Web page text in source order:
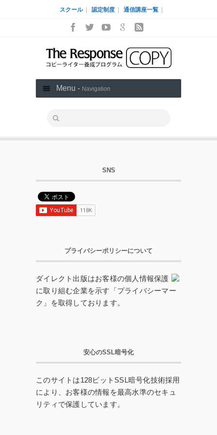
スクール 認定制度 通信講座一覧
Menu - Navigation
SNS
プライバシーポリシーについて
ダイレクト出版はお客様の個人情報保護
に取り組む企業を示す「プライバシーマー
ク」を取得しております。
安心のSSL暗号化
このサイトは128ビットSSL暗号化技術採用
により、お客様の情報を最高水準のセキュ
リティで保護しています。